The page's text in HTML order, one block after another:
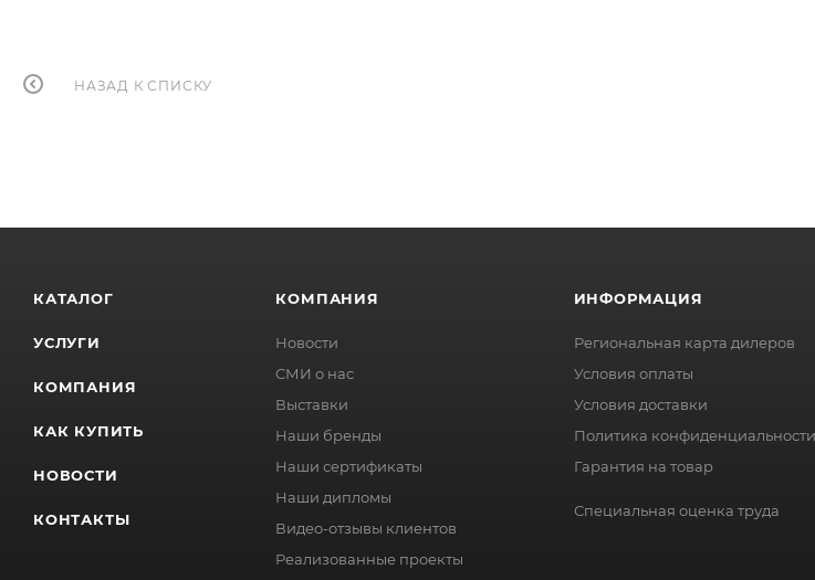
НАЗАД К СПИСКУ
КАТАЛОГ
УСЛУГИ
КОМПАНИЯ
КАК КУПИТЬ
НОВОСТИ
КОНТАКТЫ
КОМПАНИЯ
Новости
СМИ о нас
Выставки
Наши бренды
Наши сертификаты
Наши дипломы
Видео-отзывы клиентов
Реализованные проекты
ИНФОРМАЦИЯ
Региональная карта дилеров
Условия оплаты
Условия доставки
Политика конфиденциальности
Гарантия на товар
Специальная оценка труда